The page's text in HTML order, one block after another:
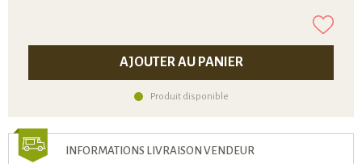
AJOUTER AU PANIER
Produit disponible
INFORMATIONS LIVRAISON VENDEUR